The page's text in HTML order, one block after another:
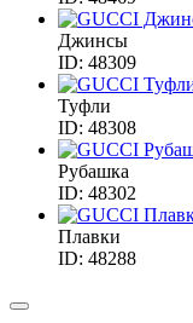
Джинсы
ID: 48309
Туфли
ID: 48308
Рубашка
ID: 48302
Плавки
ID: 48288